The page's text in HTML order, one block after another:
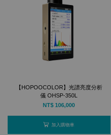
【HOPOOCOLOR】光譜亮度分析
儀 OHSP-350L
NT$ 106,000
加入購物車